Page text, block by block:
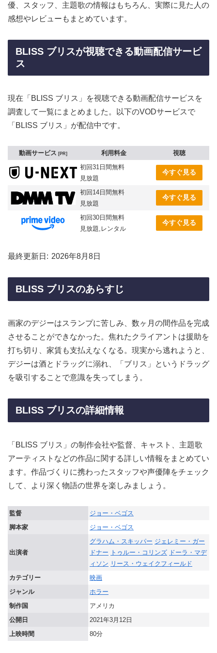
優、スタッフ、主題歌の情報はもちろん、実際に見た人の
感想やレビューもまとめています。
BLISS ブリスが視聴できる動画配信サービ
ス
現在「BLISS ブリス」を視聴できる動画配信サービスを
調査して一覧にまとめました。以下のVODサービスで
「BLISS ブリス」が配信中です。
動画サービス PR 利用料金
視聴
初回31日間無料
見放題
今すぐ見る
初回14日間無料
見放題
今すぐ見る
初回30日間無料
見放題,レンタル
今すぐ見る
最終更新日 2026年8月8日
BLISS ブリスのあらすじ
画家のデジーはスランプに苦しみ、数ヶ月の間作品を完成
させることができなかった。焦れたクライアントは援助を
打ち切り、家賃も支払えなくなる。現実から逃れようと、
デジーは酒とドラッグに溺れ、「ブリス」というドラッグ
を吸引することで意識を失ってしまう。
BLISS ブリスの詳細情報
「BLISS ブリス」の制作会社や監督、キャスト、主題歌
アーティストなどの作品に関する詳しい情報をまとめてい
ます。作品づくりに携わったスタッフや声優陣をチェック
して、より深く物語の世界を楽しみましょう。
監督
ジョー・ベゴス
脚本家
ジョー・ベゴス
出演者
グラハム・スキッパー ジェレミー・ガー
ドナー トゥルー・コリンズ ドーラ・マデ
ィソン リース・ウェイクフィールド
カテゴリー
映画
ジャンル
ホラー
制作国
アメリカ
公開日
2021年3月12日
上映時間
80分